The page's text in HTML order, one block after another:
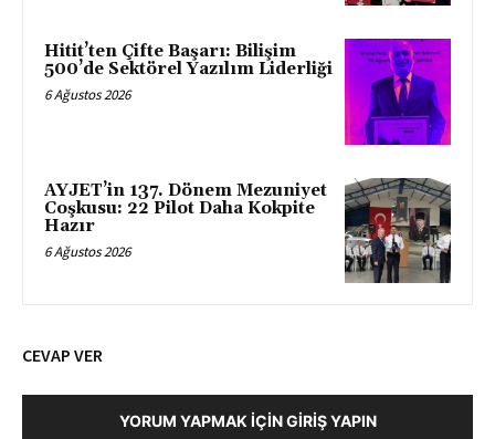
Hitit’ten Çifte Başarı: Bilişim
500’de Sektörel Yazılım Liderliği
6 Ağustos 2026
AYJET’in 137. Dönem Mezuniyet
Coşkusu: 22 Pilot Daha Kokpite
Hazır
6 Ağustos 2026
CEVAP VER
YORUM YAPMAK İÇIN GIRIŞ YAPIN